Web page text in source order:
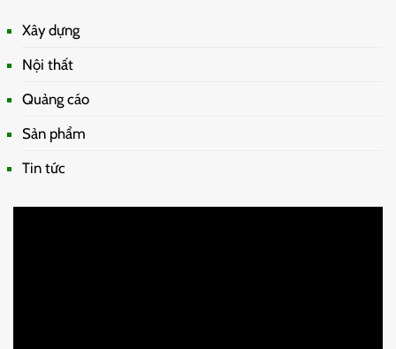
Xây dựng
Nội thất
Quảng cáo
Sản phẩm
Tin tức